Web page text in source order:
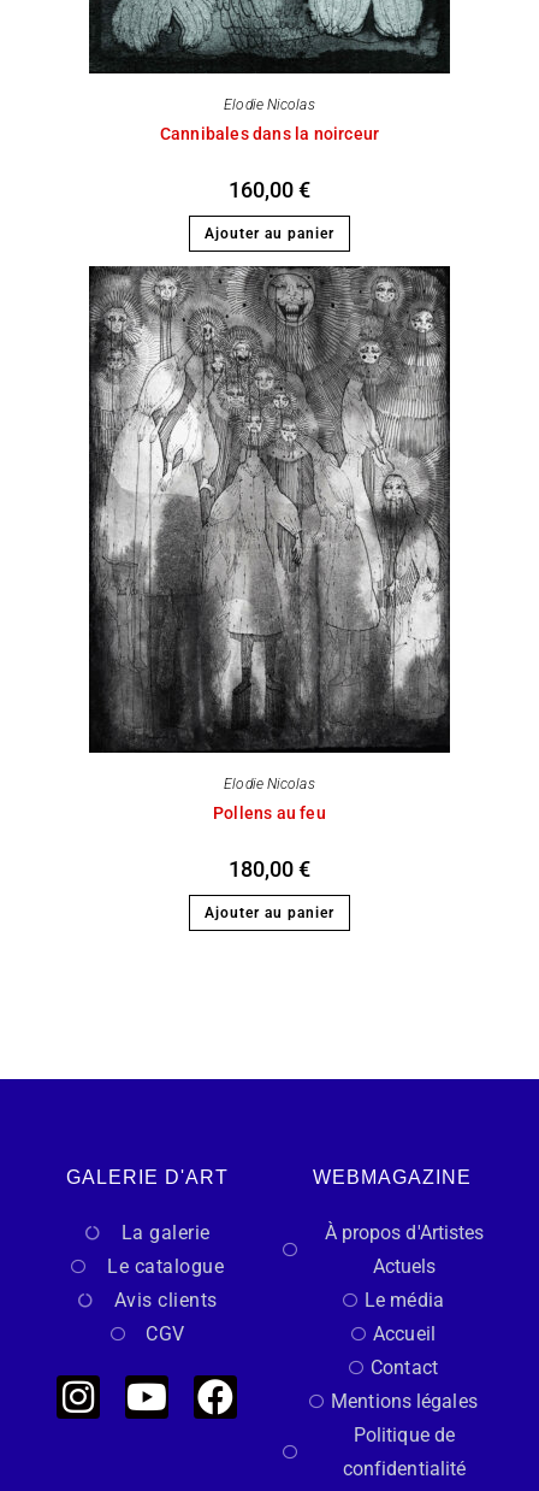
Elodie Nicolas
Cannibales dans la noirceur
160,00€
Ajouter au panier
Elodie Nicolas
Pollens au feu
180,00€
Ajouter au panier
GALERIE D'ART
La galerie
Le catalogue
Avis clients
CGV
WEBMAGAZINE
À propos d'Artistes
Actuels
Le média
Accueil
Contact
Mentions légales
Politique de
confidentialité